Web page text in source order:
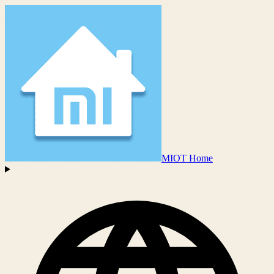
MIOT Home